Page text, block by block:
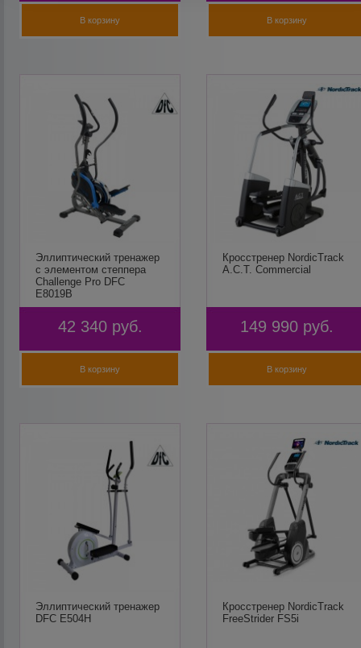
В корзину В корзину
Эллиптический тренажер
с элементом степпера
Challenge Pro DFC
E8019B
42 340 руб.
В корзину
Кросстренер NordicTrack
A.C.T. Commercial
149 990 руб.
В корзину
Эллиптический тренажер
DFC E504H
Кросстренер NordicTrack
FreeStrider FS5i